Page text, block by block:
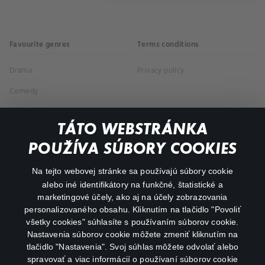
TÁTO WEBSTRÁNKA
POUŽÍVA SÚBORY COOKIES
Na tejto webovej stránke sa používajú súbory cookie
alebo iné identifikátory na funkčné, štatistické a
marketingové účely, ako aj na účely zobrazovania
personalizovaného obsahu. Kliknutím na tlačidlo "Povoliť
všetky cookies" súhlasíte s používaním súborov cookie.
Nastavenia súborov cookie môžete zmeniť kliknutím na
tlačidlo "Nastavenia". Svoj súhlas môžete odvolať alebo
spravovať a viac informácií o používaní súborov cookie
Favourite genres
Drama
Comedy
Terms conditions
Privacy policy
My profile
Important links